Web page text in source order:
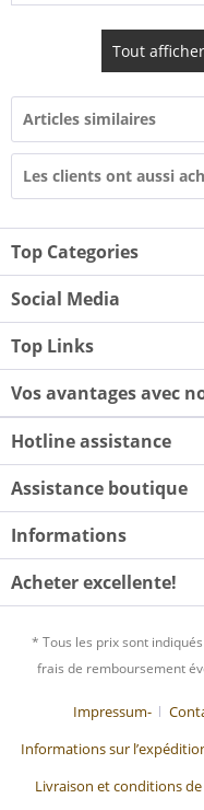
Tout
Articles similaires
Les clients ont aussi
Top Categories
Social Media
Top Links
Vos avantages avec
Hotline assistance
Assistance boutique
Informations
Acheter excellente!
* Tous les prix sont
frais de remboursement
Impressum-
Informations sur
Livraison et conditions